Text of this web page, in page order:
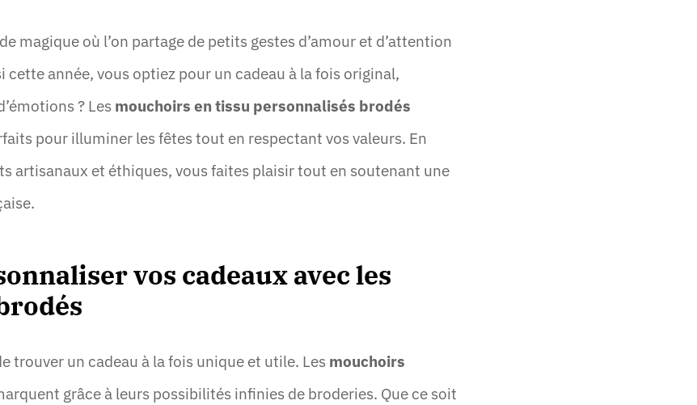
magique où l’on partage de petits gestes d’amour et d’attention
cette année, vous optiez pour un cadeau à la fois original,
? Les mouchoirs en tissu personnalisés brodés
pour illuminer les fêtes tout en respectant vos valeurs. En
artisanaux et éthiques, vous faites plaisir tout en soutenant une
vos cadeaux avec les
trouver un cadeau à la fois unique et utile. Les mouchoirs
grâce à leurs possibilités infinies de broderies. Que ce soit